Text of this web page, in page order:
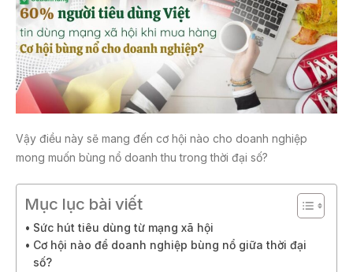
Vậy điều này sẽ mang đến cơ hội nào cho doanh nghiệp
mong muốn bùng nổ doanh thu trong thời đại số?
Mục lục bài viết
Sức hút tiêu dùng từ mạng xã hội
Cơ hội nào để doanh nghiệp bùng nổ giữa thời đại
số?